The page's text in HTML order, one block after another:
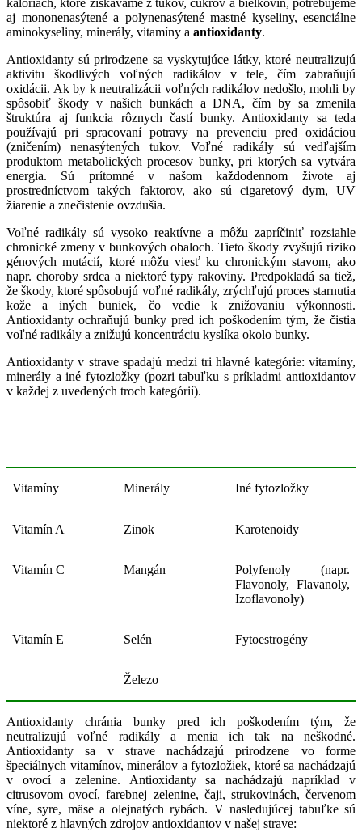
kalóriách, ktoré získavame z tukov, cukrov a bielkovín, potrebujeme
aj mononenasýtené a polynenasýtené mastné kyseliny, esenciálne
aminokyseliny, minerály, vitamíny a antioxidanty.
Antioxidanty sú prirodzene sa vyskytujúce látky, ktoré neutralizujú
aktivitu škodlivých voľných radikálov v tele, čím zabraňujú
oxidácii. Ak by k neutralizácii voľných radikálov nedošlo, mohli by
spôsobiť škody v našich bunkách a DNA, čím by sa zmenila
štruktúra aj funkcia rôznych častí bunky. Antioxidanty sa teda
používajú pri spracovaní potravy na prevenciu pred oxidáciou
(zničením) nenasýtených tukov. Voľné radikály sú vedľajším
produktom metabolických procesov bunky, pri ktorých sa vytvára
energia. Sú prítomné v našom každodennom živote aj
prostredníctvom takých faktorov, ako sú cigaretový dym, UV
žiarenie a znečistenie ovzdušia.
Voľné radikály sú vysoko reaktívne a môžu zapríčiniť rozsiahle
chronické zmeny v bunkových obaloch. Tieto škody zvyšujú riziko
génových mutácií, ktoré môžu viesť ku chronickým stavom, ako
napr. choroby srdca a niektoré typy rakoviny. Predpokladá sa tiež,
že škody, ktoré spôsobujú voľné radikály, zrýchľujú proces starnutia
kože a iných buniek, čo vedie k znižovaniu výkonnosti.
Antioxidanty ochraňujú bunky pred ich poškodením tým, že čistia
voľné radikály a znižujú koncentráciu kyslíka okolo bunky.
Antioxidanty v strave spadajú medzi tri hlavné kategórie: vitamíny,
minerály a iné fytozložky (pozri tabuľku s príkladmi antioxidantov
v každej z uvedených troch kategórií).
Vitamíny Minerály Iné fytozložky
Vitamín A Zinok Karotenoidy
Vitamín C Mangán Polyfenoly (napr.
Flavonoly, Flavanoly,
Izoflavonoly)
Vitamín E Selén Fytoestrogény
Železo
Antioxidanty chránia bunky pred ich poškodením tým, že
neutralizujú voľné radikály a menia ich tak na neškodné.
Antioxidanty sa v strave nachádzajú prirodzene vo forme
špeciálnych vitamínov, minerálov a fytozložiek, ktoré sa nachádzajú
v ovocí a zelenine. Antioxidanty sa nachádzajú napríklad v
citrusovom ovocí, farebnej zelenine, čaji, strukovinách, červenom
víne, syre, mäse a olejnatých rybách. V nasledujúcej tabuľke sú
niektoré z hlavných zdrojov antioxidantov v našej strave: